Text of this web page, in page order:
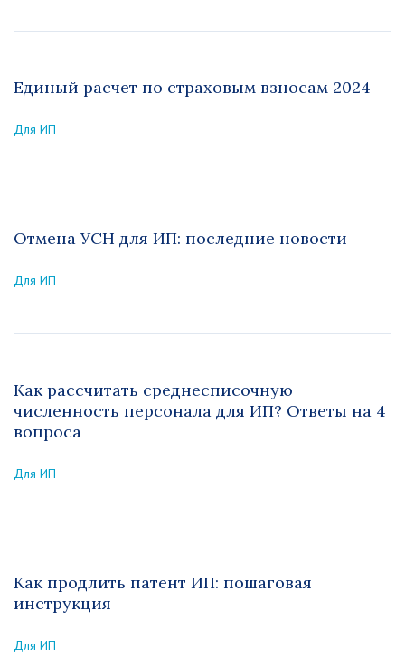
Единый расчет по страховым взносам 2024
Для ИП
Отмена УСН для ИП: последние новости
Для ИП
Как рассчитать среднесписочную
численность персонала для ИП? Ответы на 4
вопроса
Для ИП
Как продлить патент ИП: пошаговая
инструкция
Для ИП